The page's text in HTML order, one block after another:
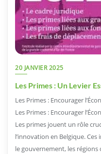
20 JANVIER 2025
Les Primes : Un Levier
Les Primes : Encourager
Les Primes : Encourager
Les primes jouent un rôle
l’innovation en Belgique.
le gouvernement, les régions